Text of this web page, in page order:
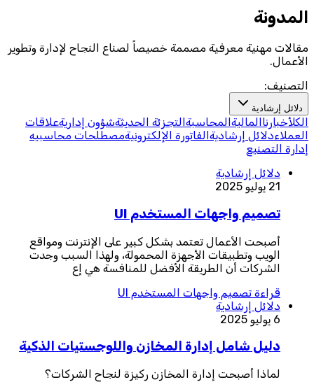
المدونة
مقالات مهنية معرفية مصممة خصيصاً لصناع النجاح لإدارة وتطوير
الأعمال.
التصنيف:
دلائل إرشادية
الكلأخبارنا المالية المحاسبة التجزئة الحديثةشؤون إداريةعلاقات
العملاءدلائل إرشادية الفاتورة الإلكترونيةمصطلحات محاسبيه
إدارة التصنيع
دلائل إرشادية
21 يوليو 2025
تصميم واجهات المستخدم UI
أصبحت الأعمال تعتمد بشكل كبير على الإنترنت ومواقع
الويب وتطبيقات الأجهزة المحمولة، ولهذا السبب وجدت
الشركات أن الطريقة الأفضل للمنافسة هي إع
قراءة تصميم واجهات المستخدم UI
دلائل إرشادية
6 يوليو 2025
دليل شامل إدارة المخازن واللوجستيات الذكية
لماذا أصبحت إدارة المخازن ركيزة لنجاح الشركات؟